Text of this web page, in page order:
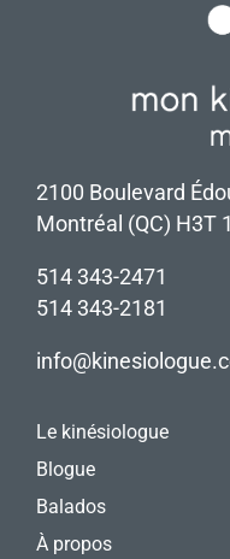
2100 Boulevard
Montréal (QC) H3T
514 343-2471
514 343-2181
Le kinésiologue
Blogue
Balados
À propos